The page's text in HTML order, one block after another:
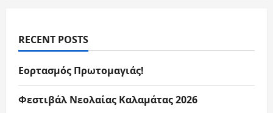
RECENT POSTS
Εορτασμός Πρωτομαγιάς!
Φεστιβάλ Νεολαίας Καλαμάτας 2026